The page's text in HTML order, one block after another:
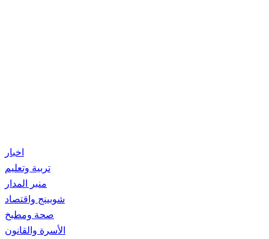
اخبار
تربية وتعليم
منبر المدار
شوبينج واقتصاد
صحة ومطبخ
الأسرة والقانون